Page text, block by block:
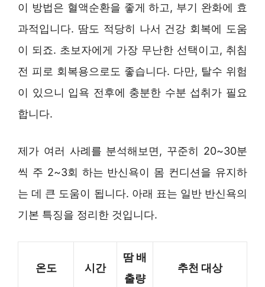
이 방법은 혈액순환을 좋게 하고, 부기 완화에 효
과적입니다. 땀도 적당히 나서 건강 회복에 도움
이 되죠. 초보자에게 가장 무난한 선택이고, 취침
전 피로 회복용으로도 좋습니다. 다만, 탈수 위험
이 있으니 입욕 전후에 충분한 수분 섭취가 필요
합니다.
제가 여러 사례를 분석해보면, 꾸준히 20~30분
씩 주 2~3회 하는 반신욕이 몸 컨디션을 유지하
는 데 큰 도움이 됩니다. 아래 표는 일반 반신욕의
기본 특징을 정리한 것입니다.
온도 시간
땀 배
출량
추천 대상